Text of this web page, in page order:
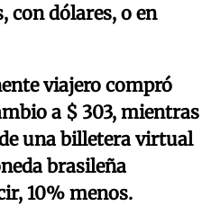
con dólares, o en
viajero compró
a $ 303, mientras
una billetera virtual
brasileña
10% menos.